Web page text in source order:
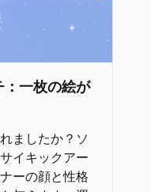
：一枚の絵が
ましたか？ソ
イキックアー
ーの顔と性格